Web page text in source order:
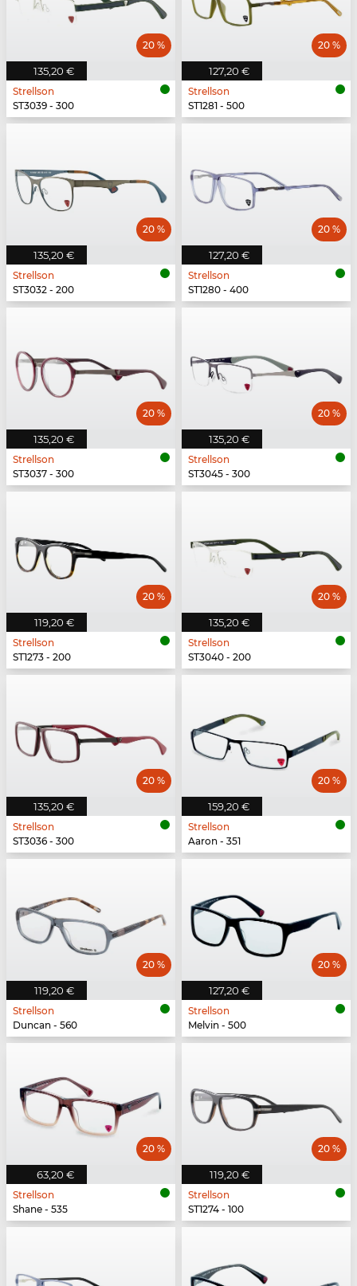
135,20 €
20 %
Strellson
ST3039 - 300
127,20 €
20 %
Strellson
ST1281 - 500
135,20 €
20 %
Strellson
ST3032 - 200
127,20 €
20 %
Strellson
ST1280 - 400
135,20 €
20 %
Strellson
ST3037 - 300
135,20 €
20 %
Strellson
ST3045 - 300
119,20 €
20 %
Strellson
ST1273 - 200
135,20 €
20 %
Strellson
ST3040 - 200
135,20 €
20 %
Strellson
ST3036 - 300
159,20 €
20 %
Strellson
Aaron - 351
119,20 €
20 %
Strellson
Duncan - 560
127,20 €
20 %
Strellson
Melvin - 500
63,20 €
20 %
Strellson
Shane - 535
119,20 €
20 %
Strellson
ST1274 - 100